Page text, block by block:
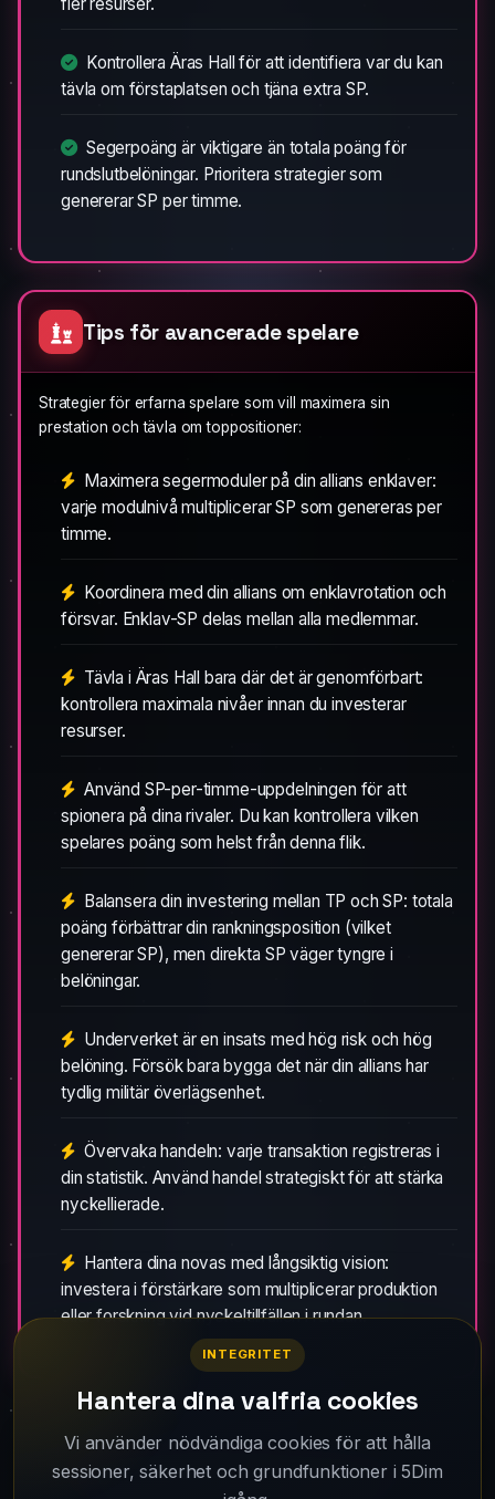
Kontrollera Äras Hall för att identifiera var du kan
tävla om förstaplatsen och tjäna extra SP.
Segerpoäng är viktigare än totala poäng för
rundslutbelöningar. Prioritera strategier som
genererar SP per timme.
Tips för avancerade spelare
Strategier för erfarna spelare som vill maximera sin
prestation och tävla om toppositioner:
Maximera segermoduler på din allians enklaver:
varje modulnivå multiplicerar SP som genereras per
timme.
Koordinera med din allians om enklavrotation och
försvar. Enklav-SP delas mellan alla medlemmar.
Tävla i Äras Hall bara där det är genomförbart:
kontrollera maximala nivåer innan du investerar
resurser.
Använd SP-per-timme-uppdelningen för att
spionera på dina rivaler. Du kan kontrollera vilken
spelares poäng som helst från denna flik.
Balansera din investering mellan TP och SP: totala
poäng förbättrar din rankningsposition (vilket
genererar SP), men direkta SP väger tyngre i
belöningar.
Underverket är en insats med hög risk och hög
belöning. Försök bara bygga det när din allians har
tydlig militär överlägsenhet.
Övervaka handeln: varje transaktion registreras i
din statistik. Använd handel strategiskt för att stärka
nyckellierade.
Hantera dina novas med långsiktig vision:
investera i förstärkare som multiplicerar produktion
eller forskning vid nyckeltillfällen i rundan.
Join thousands of commanders and
INTEGRITET
Hantera dina valfria cookies
Vi använder nödvändiga cookies för att hålla
sessioner, säkerhet och grundfunktioner i 5Dim